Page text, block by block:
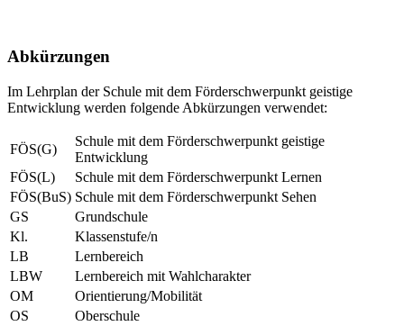
Abkürzungen
Im Lehrplan der Schule mit dem Förderschwerpunkt geistige
Entwicklung werden folgende Abkürzungen verwendet:
FÖS(G)
Schule mit dem Förderschwerpunkt geistige
Entwicklung
FÖS(L)
Schule mit dem Förderschwerpunkt Lernen
FÖS(BuS) Schule mit dem Förderschwerpunkt Sehen
GS
Grundschule
Kl.
Klassenstufe/n
LB
Lernbereich
LBW
Lernbereich mit Wahlcharakter
OM
Orientierung/Mobilität
OS
Oberschule